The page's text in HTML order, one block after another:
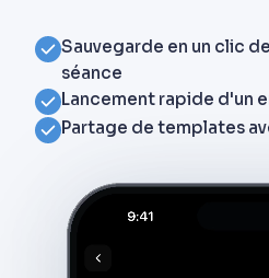
Sauvegarde en un clic
séance
Lancement rapide d'un
Partage de templates